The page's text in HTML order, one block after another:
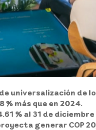
universalización de
% más que en 2024.
% al 31 de diciembre
generar COP